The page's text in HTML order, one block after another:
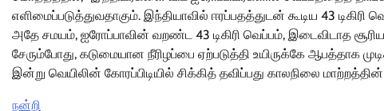
எளிமைப்படுத்துவதாகும். இந்தியாவில் ஈரப்பதத்துடன் கூடிய 43
அதே சமயம், ஐரோப்பாவின் வறண்ட 43 டிகிரி வெப்பம், இடைவிடாத
சேரும்போது, கடுமையான நீரிழப்பை ஏற்படுத்தி உயிருக்கே ஆபத்தாக
இன்று வெயிலின் கோரப்பிடியில் சிக்கித் தவிப்பது காலநிலை
நன்றி